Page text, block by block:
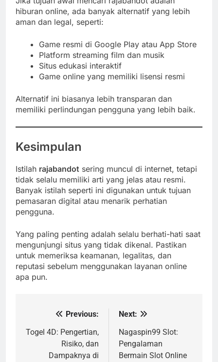
hiburan online, ada banyak alternatif yang lebih
aman dan legal, seperti:
Game resmi di Google Play atau App Store
Platform streaming film dan musik
Situs edukasi interaktif
Game online yang memiliki lisensi resmi
Alternatif ini biasanya lebih transparan dan
memiliki perlindungan pengguna yang lebih baik.
Kesimpulan
Istilah rajabandot sering muncul di internet, tetapi
tidak selalu memiliki arti yang jelas atau resmi.
Banyak istilah seperti ini digunakan untuk tujuan
pemasaran digital atau menarik perhatian
pengguna.
Yang paling penting adalah selalu berhati-hati saat
mengunjungi situs yang tidak dikenal. Pastikan
untuk memeriksa keamanan, legalitas, dan
reputasi sebelum menggunakan layanan online
apa pun.
navigation
Previous:
Togel 4D: Pengertian,
Risiko, dan
Dampaknya di
Next:
Nagaspin99 Slot:
Pengalaman
Bermain Slot Online